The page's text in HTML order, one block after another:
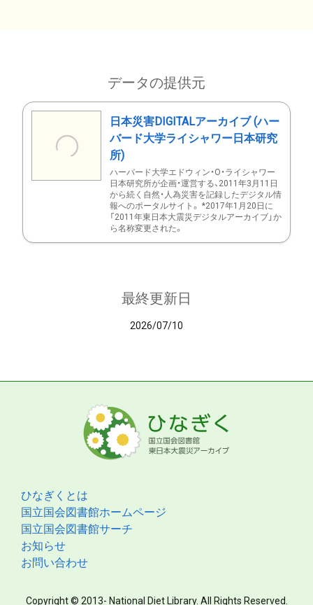
データの提供元
日本災害DIGITALアーカイブ (ハー
バード大学ライシャワー日本研究
所)
ハーバード大学エドウィン・O・ライシャワー
日本研究所が企画・運営する、2011年3月11日
から続く自然・人為災害を記録したデジタル情
報へのポータルサイト。 *2017年1月20日に
「2011年東日本大震災デジタルアーカイブ」か
ら名称変更された。
最終更新日
2026/07/10
ひなぎくとは
国立国会図書館ホームページ
国立国会図書館サーチ
お知らせ
お問い合わせ
Copyright © 2013- National Diet Library. All Rights Reserved.